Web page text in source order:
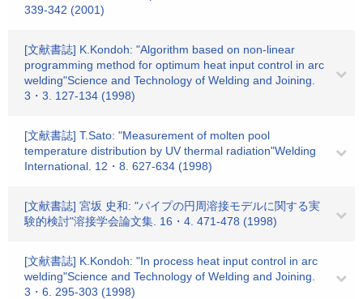
339-342 (2001)
[文献書誌] K.Kondoh: "Algorithm based on non-linear
programming method for optimum heat input control in arc
welding"Science and Technology of Welding and Joining.
3・3. 127-134 (1998)
[文献書誌] T.Sato: "Measurement of molten pool
temperature distribution by UV thermal radiation"Welding
International. 12・8. 627-634 (1998)
[文献書誌] 宮坂 史和: "パイプの円周溶接モデルに関する実
験的検討"溶接学会論文集. 16・4. 471-478 (1998)
[文献書誌] K.Kondoh: "In process heat input control in arc
welding"Science and Technology of Welding and Joining.
3・6. 295-303 (1998)